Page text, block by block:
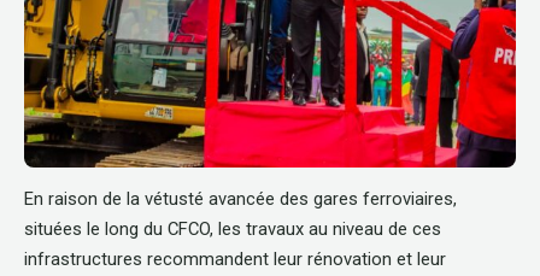
En raison de la vétusté avancée des gares ferroviaires,
situées le long du CFCO, les travaux au niveau de ces
infrastructures recommandent leur rénovation et leur